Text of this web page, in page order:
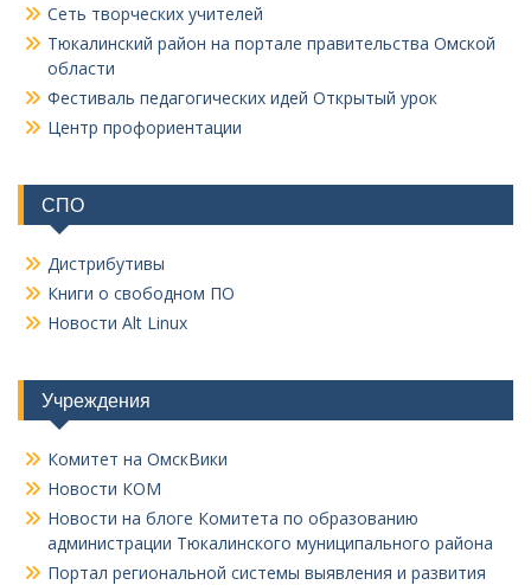
Сеть творческих учителей
Тюкалинский район на портале правительства Омской
области
Фестиваль педагогических идей Открытый урок
Центр профориентации
СПО
Дистрибутивы
Книги о свободном ПО
Новости Alt Linux
Учреждения
Комитет на ОмскВики
Новости КОМ
Новости на блоге Комитета по образованию
администрации Тюкалинского муниципального района
Портал региональной системы выявления и развития